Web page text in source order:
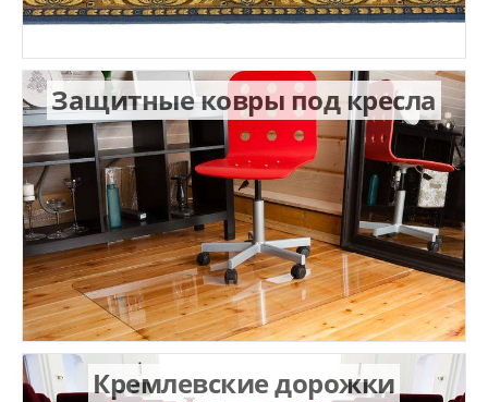
Защитные ковры под кресла
Кремлевские дорожки